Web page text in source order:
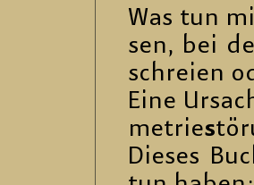
Was tun
sen, bei
schrei­en
Eine
me­tries
Die­ses